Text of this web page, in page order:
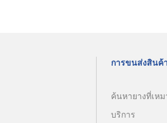
การขนส่งสินค้า
ค้นหายางที่เห
บริการ